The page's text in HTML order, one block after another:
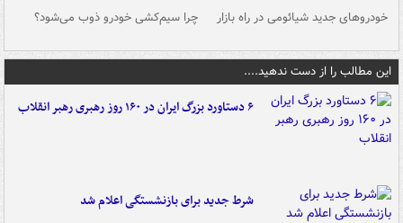
خودروهای جدید شیائومی در راه بازار چرا سیم‌کشی خودرو ذوب می‌شود؟
این مطالب را از دست ندهید....
۶ دستاورد بزرگ ایران در ۱۶۰ روز رهبری رهبر انقلاب
شرط جدید برای بازنشستگی اعلام شد